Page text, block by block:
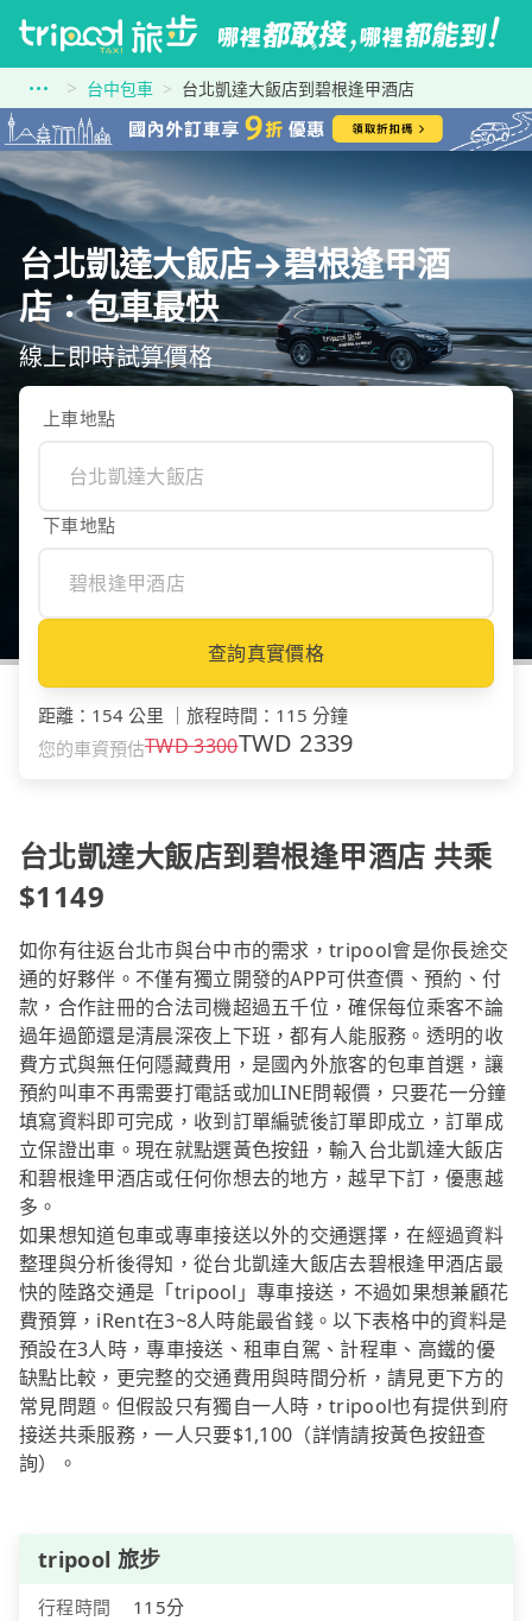
台中包車 台北凱達大飯店到碧根逢甲酒店
台北凱達大飯店→碧根逢甲酒
店：包車最快
線上即時試算價格
上車地點
下車地點
查詢真實價格
距離 ： 154 公里 旅程時間 ： 115 分鐘
您的車資預估TWD3300TWD 2339
台北凱達大飯店到碧根逢甲酒店 共乘
$1149
如你有往返台北市與台中市的需求，tripool會是你長途交
通的好夥伴。不僅有獨立開發的APP可供查價、預約、付
款，合作註冊的合法司機超過五千位，確保每位乘客不論
過年過節還是清晨深夜上下班，都有人能服務。透明的收
費方式與無任何隱藏費用，是國內外旅客的包車首選，讓
預約叫車不再需要打電話或加LINE問報價，只要花一分鐘
填寫資料即可完成，收到訂單編號後訂單即成立，訂單成
立保證出車。現在就點選黃色按鈕，輸入台北凱達大飯店
和碧根逢甲酒店或任何你想去的地方，越早下訂，優惠越
多。
如果想知道包車或專車接送以外的交通選擇，在經過資料
整理與分析後得知，從台北凱達大飯店去碧根逢甲酒店最
快的陸路交通是「tripool」專車接送，不過如果想兼顧花
費預算，iRent在3~8人時能最省錢。以下表格中的資料是
預設在3人時，專車接送、租車自駕、計程車、高鐵的優
缺點比較，更完整的交通費用與時間分析，請見更下方的
常見問題。但假設只有獨自一人時，tripool也有提供到府
接送共乘服務，一人只要$1,100（詳情請按黃色按鈕查
詢）。
tripool 旅步
行程時間
115分